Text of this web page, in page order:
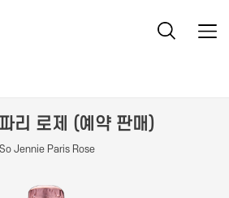
리 로제 (예약 판매)
So Jennie Paris Rose